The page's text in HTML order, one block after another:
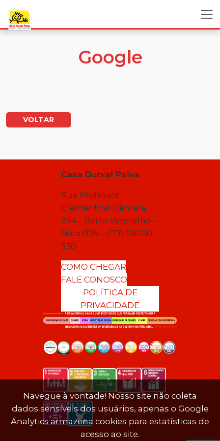
Google
VOLTAR
Casa Durval Paiva
Rua Professor
Clementino Câmara,
234 – Barro Vermelho –
Natal/RN – CEP 59030-
330
COMO CHEGAR
FALE CONOSCO
POLÍTICA DE
PRIVACIDADE
Navegue à vontade! Nosso site não coleta
dados sensíveis dos usuários, apenas o Google
Analytics armazena cookies para estatísticas de
acesso ao site.